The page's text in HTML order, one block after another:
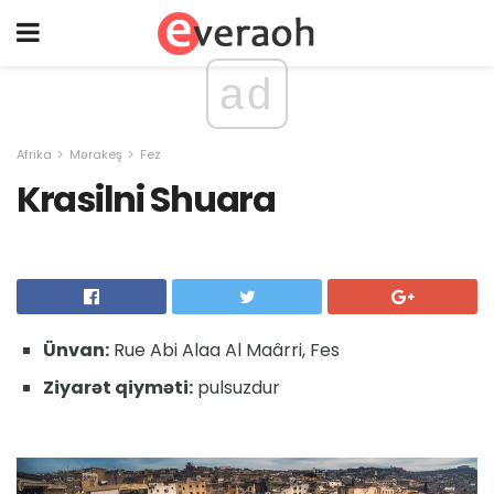
ad
Afrika Mərakeş Fez
Krasilni Shuara
Ünvan: Rue Abi Alaa Al Maârri, Fes
Ziyarət qiyməti: pulsuzdur